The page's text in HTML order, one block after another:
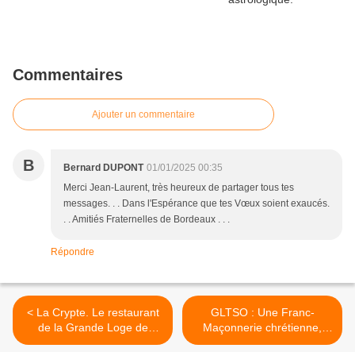
Commentaires
Ajouter un commentaire
B Bernard DUPONT 01/01/2025 00:35
Merci Jean-Laurent, très heureux de partager tous tes
messages. . . Dans l'Espérance que tes Vœux soient exaucés.
. . Amitiés Fraternelles de Bordeaux . . .
Répondre
< La Crypte. Le restaurant
de la Grande Loge de
France à Paris.
GLTSO : Une Franc-
Maçonnerie chrétienne,
Histoire et Enjeux,